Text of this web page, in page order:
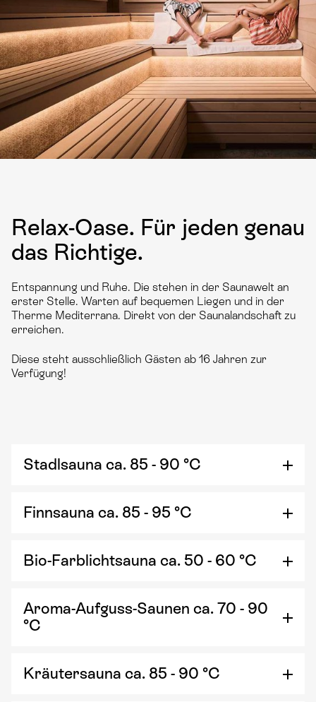
Relax-Oase. Für jeden genau
das Richtige.
Entspannung und Ruhe. Die stehen in der Saunawelt an
erster Stelle. Warten auf bequemen Liegen und in der
Therme Mediterrana. Direkt von der Saunalandschaft zu
erreichen.
Diese steht ausschließlich Gästen ab 16 Jahren zur
Verfügung!
Stadlsauna ca. 85 - 90 °C
Finnsauna ca. 85 - 95 °C
Bio-Farblichtsauna ca. 50 - 60 °C
Aroma-Aufguss-Saunen ca. 70 - 90
°C
Kräutersauna ca. 85 - 90 °C